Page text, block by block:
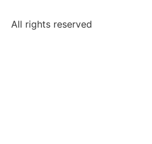
All rights reserved